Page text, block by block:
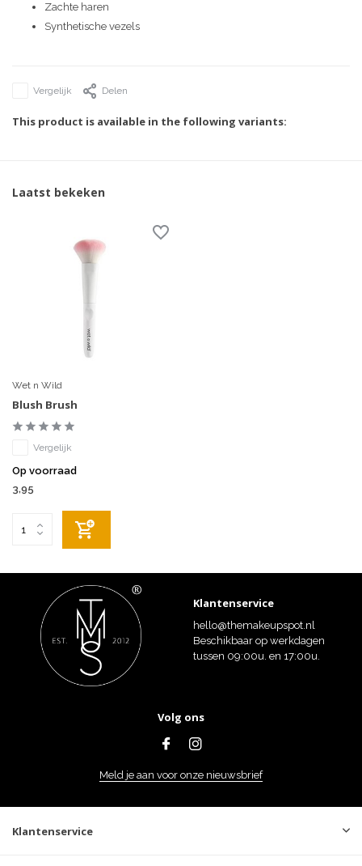
Zachte haren
Synthetische vezels
Vergelijk Delen
This product is available in the following variants:
Laatst bekeken
Wet n Wild
Blush Brush
Vergelijk
Op voorraad
3,95
Klantenservice
hello@themakeupspot.nl
Beschikbaar op werkdagen
tussen 09:00u. en 17:00u.
Volg ons
Meld je aan voor onze nieuwsbrief
Klantenservice